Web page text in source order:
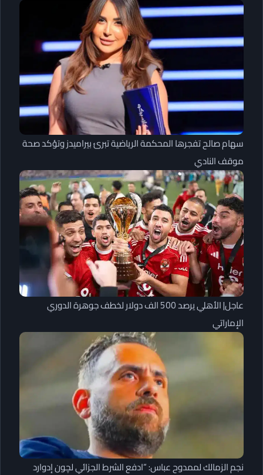
سهام صالح تفجرها المحكمة الرياضية تبرئ بيراميدز وتؤكد صحة
موقف النادي
عاجل| الأهلي يرصد 500 الف دولار لخطف جوهرة الدوري
الإماراتي
نجم الزمالك لممدوح عباس: “ادفع الشرط الجزائي لچون إدوارد